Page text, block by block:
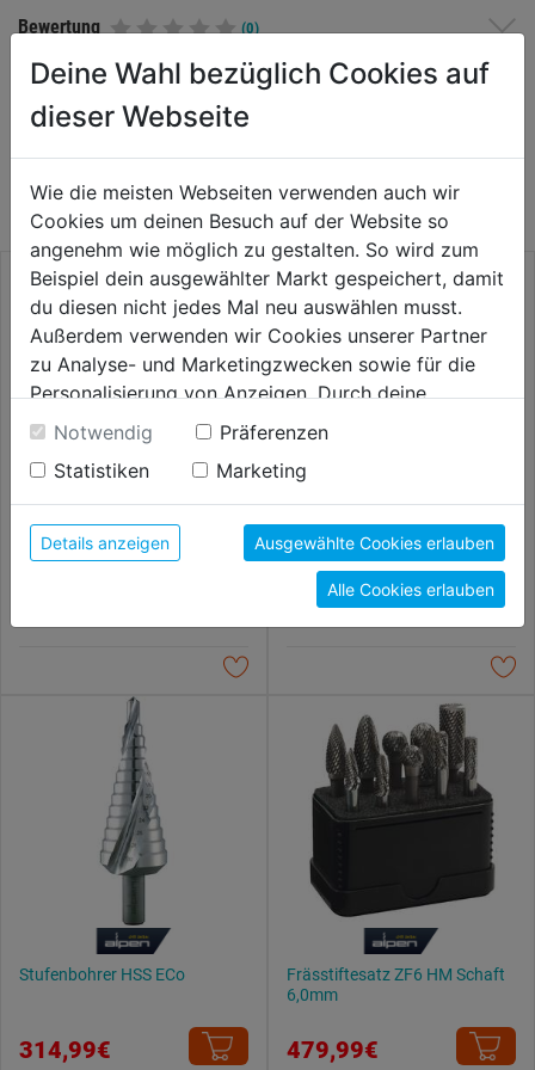
Bewertung (0)
KATEGORIE
Blechschälbohrersatz HSS G 1
2 3 3tlg. DM 3-30,5mm
Stufenbohrersatz HSS G 1 2 3
3tlg. DM 4-30mm
264,99€
Stufenbohrer HSS ECo
314,99€
Frässtiftesatz ZF6 HM Schaft
6,0mm
479,99€
Deine Wahl bezüglich Cookies auf
dieser Webseite
Wie die meisten Webseiten verwenden auch wir
Cookies um deinen Besuch auf der Website so
angenehm wie möglich zu gestalten. So wird zum
Beispiel dein ausgewählter Markt gespeichert, damit
du diesen nicht jedes Mal neu auswählen musst.
Außerdem verwenden wir Cookies unserer Partner
zu Analyse- und Marketingzwecken sowie für die
Personalisierung von Anzeigen. Durch deine
Einwilligung werden die Daten von Drittanbieter,
unter anderem auch in den USA, verarbeitet.
Durch Klick auf "Alle Cookies erlauben" stimmst du
der Verwendung aller Cookies zu. Unter "Details
anzeigen" findest du alle Infos zu den
unterschiedlichen Cookies, unter "Cookies
Konfigurieren" kannst du auswählen, welche Cookies
du zulassen möchtest und welche nicht.
Weitere Informationen findest du in unserer
Datenschutzerklärung.
Notwendig
Präferenzen
Statistiken
Marketing
Details anzeigen Ausgewählte Cookies erlauben
Alle Cookies erlauben